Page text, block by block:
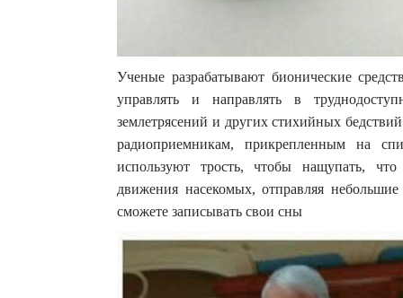
Ученые разрабатывают бионические
управлять и направлять в
землетрясений и других стихийных
радиоприемникам, прикрепленным на
используют трость, чтобы нащупать,
движения насекомых, отправляя
сможете записывать свои сны